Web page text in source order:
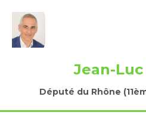
Jean-Luc
Député du Rhône